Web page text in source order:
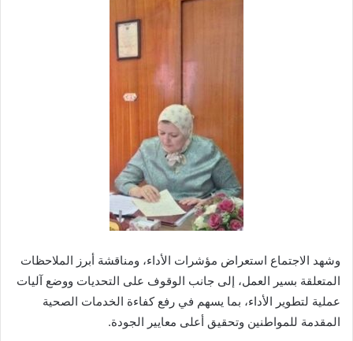
وشهد الاجتماع استعراض مؤشرات الأداء، ومناقشة أبرز الملاحظات
المتعلقة بسير العمل، إلى جانب الوقوف على التحديات ووضع آليات
عملية لتطوير الأداء، بما يسهم في رفع كفاءة الخدمات الصحية
المقدمة للمواطنين وتحقيق أعلى معايير الجودة.